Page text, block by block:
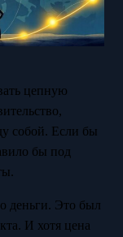
цепную
собой. Если бы
бы под
деньги. Это был
И хотя цена